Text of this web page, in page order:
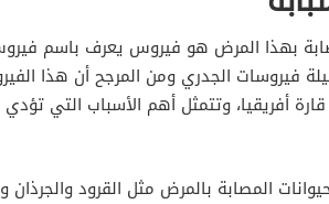
بهذا المرض هو فيروس يعرف باسم
فيروسات الجدري ومن المرجح أن هذا
أفريقيا، وتتمثل أهم الأسباب التي تؤدي
المصابة بالمرض مثل القرود